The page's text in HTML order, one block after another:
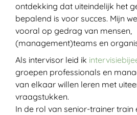
ontdekking dat uiteindelijk het
bepalend is voor succes. Mijn
vooral op gedrag van mensen,
(management)teams en
Als intervisor leid ik
groepen professionals en
van elkaar willen leren met
vraagstukken.
In de rol van senior-trainer train